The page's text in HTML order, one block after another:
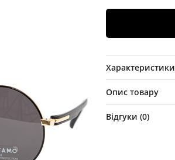
Характеристики
Опис товару
Відгуки (0)